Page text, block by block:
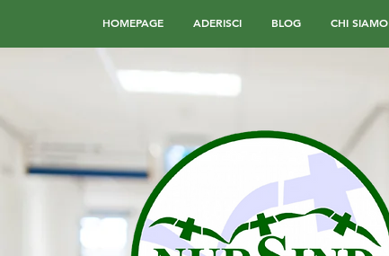
HOMEPAGE ADERISCI BLOG CHI SIAMO